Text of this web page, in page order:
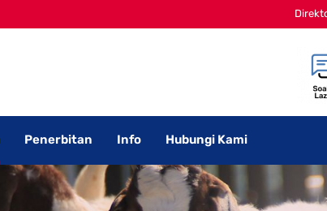
Penerbitan Info Hubungi Kami